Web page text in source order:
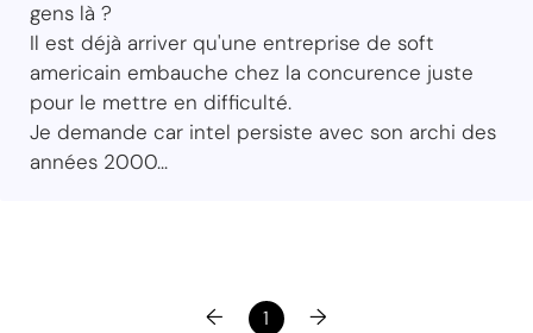
gens là ?
Il est déjà arriver qu'une entreprise de soft
americain embauche chez la concurence juste
pour le mettre en difficulté.
Je demande car intel persiste avec son archi des
années 2000...
← 1 →